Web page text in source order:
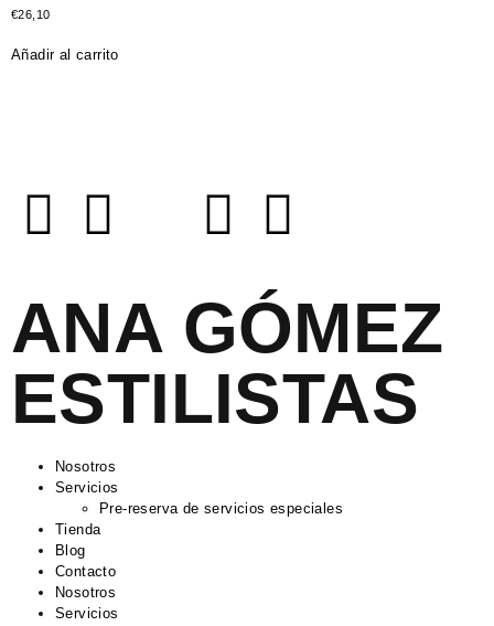
€26,10
Añadir al carrito
ANA GÓMEZ
ESTILISTAS
Nosotros
Servicios
Pre-reserva de servicios especiales
Tienda
Blog
Contacto
Nosotros
Servicios